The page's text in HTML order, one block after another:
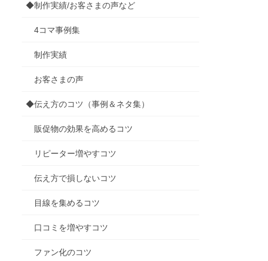
◆制作実績/お客さまの声など
4コマ事例集
制作実績
お客さまの声
◆伝え方のコツ（事例＆ネタ集）
販促物の効果を高めるコツ
リピーター増やすコツ
伝え方で損しないコツ
目線を集めるコツ
口コミを増やすコツ
ファン化のコツ